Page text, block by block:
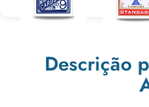
Descrição